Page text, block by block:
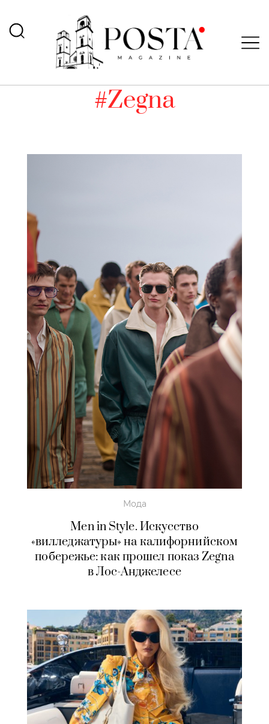
#Zegna
Мода
Men in Style. Искусство
«вилледжатуры» на калифорнийском
побережье: как прошел показ Zegna
в Лос-Анджелесе